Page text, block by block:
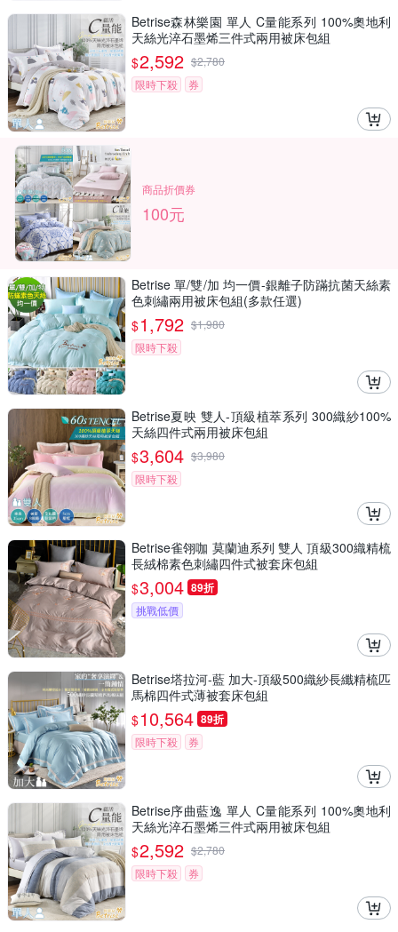
Betrise森林樂園 單人 C量能系列 100%奧地利
天絲光淬石墨烯三件式兩用被床包組
$2,592 $2,780
限時下殺
券
商品折價券
100元
Betrise 單/雙/加 均一價-銀離子防蹣抗菌天絲素
色刺繡兩用被床包組(多款任選)
$1,792 $1,980
限時下殺
Betrise夏映 雙人-頂級植萃系列 300織紗100%
天絲四件式兩用被床包組
$3,604 $3,980
限時下殺
Betrise雀翎咖 莫蘭迪系列 雙人 頂級300織精梳
長絨棉素色刺繡四件式被套床包組
$3,004 89折
挑戰低價
Betrise塔拉河-藍 加大-頂級500織紗長纖精梳匹
馬棉四件式薄被套床包組
$10,564 89折
限時下殺 券
Betrise序曲藍逸 單人 C量能系列 100%奧地利
天絲光淬石墨烯三件式兩用被床包組
$2,592 $2,780
限時下殺
券